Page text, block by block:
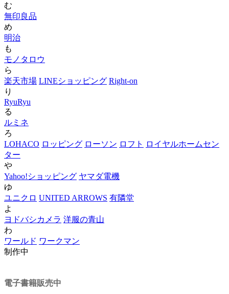
む
無印良品
め
明治
も
モノタロウ
ら
楽天市場 LINEショッピング Right-on
り
RyuRyu
る
ルミネ
ろ
LOHACO ロッピング ローソン ロフト
ロイヤルホームセン
ター
や
Yahoo!ショッピング ヤマダ電機
ゆ
ユニクロ UNITED ARROWS 有隣堂
よ
ヨドバシカメラ 洋服の青山
わ
ワールド ワークマン
制作中
電子書籍販売中